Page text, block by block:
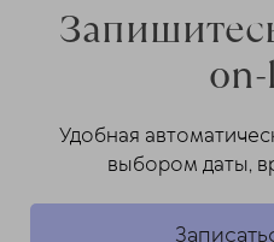
Удобная
выбором даты,